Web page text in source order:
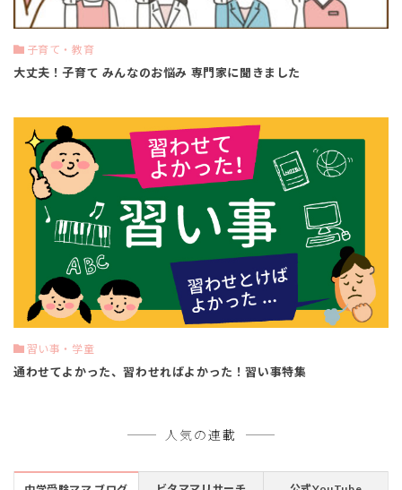
子育て・教育
大丈夫！子育て みんなのお悩み 専門家に聞きました
習い事・学童
通わせてよかった、習わせればよかった！習い事特集
人気の連載